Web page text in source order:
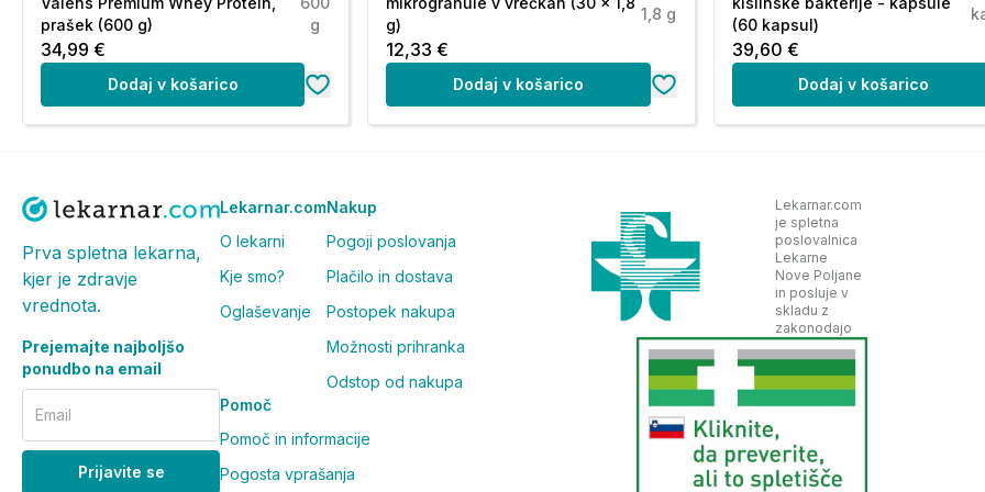
prašek (600 g)
g
34,99 €
Dodaj v košarico
g)
1,8 g
12,33 €
Dodaj v košarico
(60 kapsul)
39,60 €
Dodaj v košarico
Prva spletna lekarna,
kjer je zdravje
vrednota.
Prejemajte najboljšo
ponudbo na email
Email
Prijavite se
Lekarnar.com
O lekarni
Kje smo?
Oglaševanje
Nakup
Pogoji poslovanja
Plačilo in dostava
Postopek nakupa
Možnosti prihranka
Odstop od nakupa
Pomoč
Pomoč in informacije
Pogosta vprašanja
Lekarnar.com
je spletna
poslovalnica
Lekarne
Nove Poljane
in posluje v
skladu z
zakonodajo